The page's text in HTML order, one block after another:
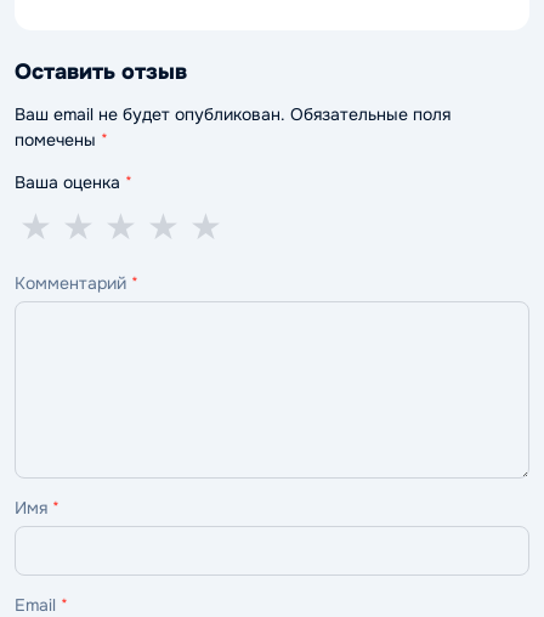
Оставить отзыв
Ваш email не будет опубликован. Обязательные поля
помечены *
Ваша оценка *
5
—
★
4
—
★
3
—
★
2
—
★
1
—
★
Комментарий *
Имя *
Email *